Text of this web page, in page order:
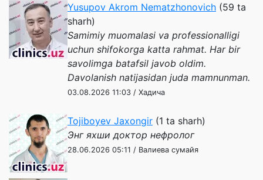
Yusupov Akrom Nematzhonovich (59 ta
sharh)
Samimiy muomalasi va professionalligi
uchun shifokorga katta rahmat. Har bir
savolimga batafsil javob oldim.
Davolanish natijasidan juda mamnunman.
03.08.2026 11:03 / Хадича
Tojiboyev Jaxongir (1 ta sharh)
Энг яхши доктор нефролог
28.06.2026 05:11 / Валиева сумайя